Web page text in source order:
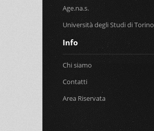
Age.na.s.
Università degli Studi di Torino
Info
Chi siamo
Contatti
Area Riservata